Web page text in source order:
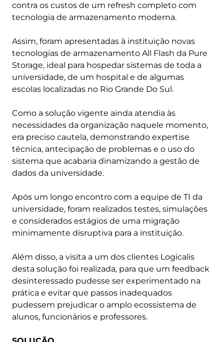
contra os custos de um refresh completo com
tecnologia de armazenamento moderna.
Assim, foram apresentadas à instituição novas
tecnologias de armazenamento All Flash da Pure
Storage, ideal para hospedar sistemas de toda a
universidade, de um hospital e de algumas
escolas localizadas no Rio Grande Do Sul.
Como a solução vigente ainda atendia às
necessidades da organização naquele momento,
era preciso cautela, demonstrando expertise
técnica, antecipação de problemas e o uso do
sistema que acabaria dinamizando a gestão de
dados da universidade.
Após um longo encontro com a equipe de TI da
universidade, foram realizados testes, simulações
e considerados estágios de uma migração
minimamente disruptiva para a instituição.
Além disso, a visita a um dos clientes Logicalis
desta solução foi realizada, para que um feedback
desinteressado pudesse ser experimentado na
prática e evitar que passos inadequados
pudessem prejudicar o amplo ecossistema de
alunos, funcionários e professores.